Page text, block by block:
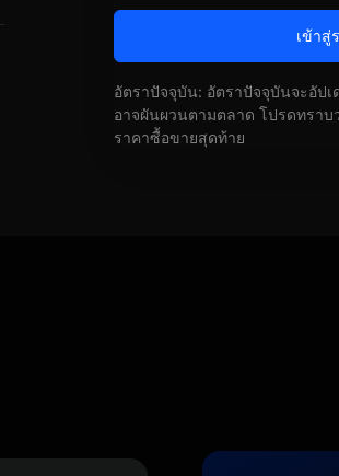
เข้าสู่
อัตราปัจจุบัน: อัตราปัจจุบันจะอัป
อาจผันผวนตามตลาด โปรดทรา
ราคาซื้อขายสุดท้าย